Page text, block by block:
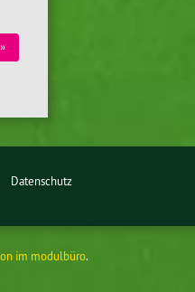
Datenschutz
im modulbüro.